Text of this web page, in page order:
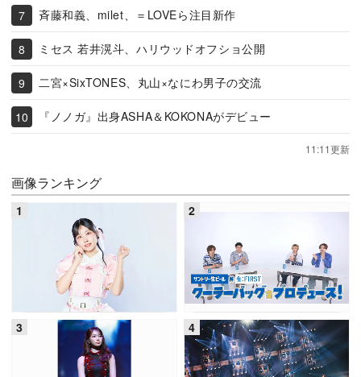
斉藤和義、milet、＝LOVEら注目新作
ミセス 若井滉斗、ハリウッドオフショ公開
二宮×SixTONES、丸山×なにわ男子の交流
『ノノガ』出身ASHA＆KOKONAがデビュー
11:11更新
画像ランキング